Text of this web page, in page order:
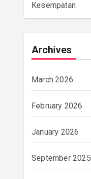
Kesempatan
Archives
March 2026
February 2026
January 2026
September 2025